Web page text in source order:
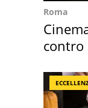
Roma
contro